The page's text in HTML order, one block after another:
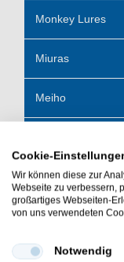
Monkey Lures
Miuras
Meiho
Nays
Noike
Okuma
Cookie-
Wir können diese zur
Webseite zu verbessern,
großartiges Webseiten-
von uns verwendeten
Notwendig